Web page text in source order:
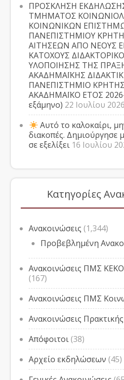
ΠΡΟΣΚΛΗΣΗ
ΤΜΗΜΑΤΟΣ
ΚΟΙΝΩΝΙΚΩΝ
ΠΑΝΕΠΙΣΤΗΜΙΟΥ
ΑΙΤΗΣΕΩΝ ΑΠΟ ΝΕΟΥΣ
ΚΑΤΟΧΟΥΣ
ΥΛΟΠΟΙΗΣΗΣ ΤΗΣ
ΑΚΑΔΗΜΑΪΚΗΣ
ΠΑΝΕΠΙΣΤΗΜΙΟ
ΑΚΑΔΗΜΑΪΚΟ ΕΤΟΣ 2026-
εξάμηνο) 22 Ιουλίου 2026
Αυτό το καλοκαίρι,
διακοπές. Δημιούργησε
σε εξελίξει 16 Ιουλίου
Κατηγορίες
Ανακοινώσεις (1,344)
Προβεβλημένη
Ανακοινώσεις ΠΜΣ
(167)
Ανακοινώσεις ΠΜΣ
Ανακοινώσεις
Απόφοιτοι(38)
Αρχείο εκδηλώσεων (45)